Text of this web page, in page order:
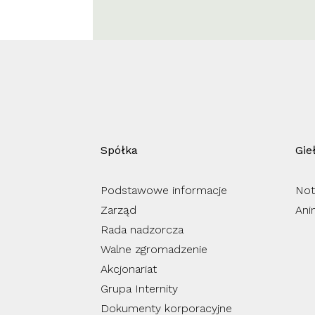
Spółka
Podstawowe informacje
Zarząd
Rada nadzorcza
Walne zgromadzenie
Akcjonariat
Grupa Internity
Dokumenty korporacyjne